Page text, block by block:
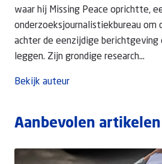
waar hij Missing Peace oprichtte,
onderzoeksjournalistiekbureau om
achter de eenzijdige
leggen. Zijn grondige research...
Bekijk auteur
Aanbevolen artikelen